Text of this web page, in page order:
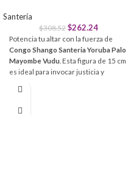
Santería
$308.52 $262.24
Potencia tu altar con la fuerza de
Congo Shango Santeria Yoruba Palo
Mayombe Vudu . Esta figura de 15 cm
es ideal para invocar justicia y
energía para disolver bloqueos e